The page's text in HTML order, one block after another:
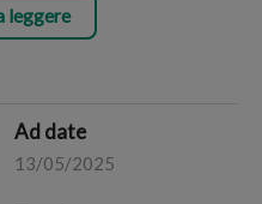
letto, ideali per riposare in
completo di tutti i servizi
bagno, perfetto per
con un piccolo spazio
minimi dettagli, offrendo un
leggere
Ad date
13/05/2025